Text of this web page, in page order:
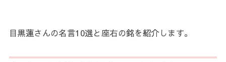
目黒蓮さんの名言10選と座右の銘を紹介します。